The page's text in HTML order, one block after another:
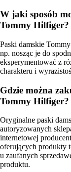
W jaki sposób
Tommy Hilfiger?
Paski damskie
np. nosząc je do
eksperymentować z
charakteru i
Gdzie można
Tommy Hilfiger?
Oryginalne paski
autoryzowanych
internetowej
oferujących produkty
u zaufanych
produktu.